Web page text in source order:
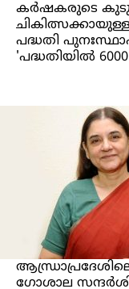
കര്‍ഷകരുടെ
പദ്ധതി
'പദ്ധതിയില്‍ 6000
ഗോശാല